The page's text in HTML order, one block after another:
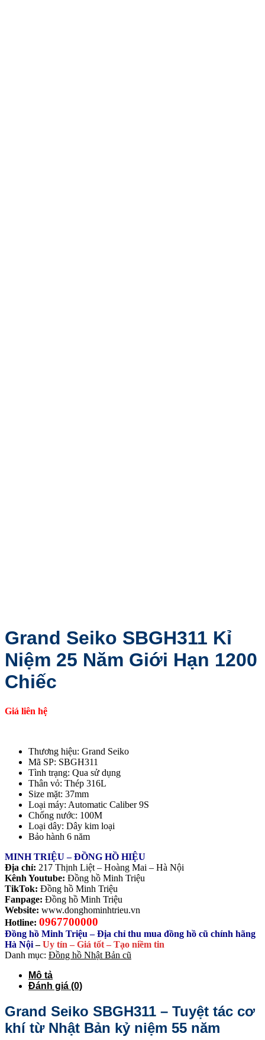
Grand Seiko SBGH311 Kỉ
Niệm 25 Năm Giới Hạn 1200
Chiếc
Giá liên hệ
Thương hiệu: Grand Seiko
Mã SP: SBGH311
Tình trạng: Qua sử dụng
Thân vỏ: Thép 316L
Size mặt: 37mm
Loại máy: Automatic Caliber 9S
Chống nước: 100M
Loại dây: Dây kim loại
Bảo hành 6 năm
MINH TRIỆU – ĐỒNG HỒ HIỆU
Địa chỉ: 217 Thịnh Liệt – Hoàng Mai – Hà Nội
Kênh Youtube: Đồng hồ Minh Triệu
TikTok: Đồng hồ Minh Triệu
Fanpage: Đồng hồ Minh Triệu
Website: www.donghominhtrieu.vn
Hotline: 0967700000
Đồng hồ Minh Triệu – Địa chỉ thu mua đồng hồ cũ chính hãng
Hà Nội–Uy tín – Giá tốt – Tạo niềm tin
Danh mục: Đồng hồ Nhật Bản cũ
Mô tả
Đánh giá (0)
Grand Seiko SBGH311 – Tuyệt tác cơ
khí từ Nhật Bản kỷ niệm 55 năm